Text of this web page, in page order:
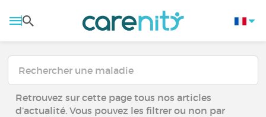
Retrouvez sur cette page tous nos articles
d’actualité. Vous pouvez les filtrer ou non par